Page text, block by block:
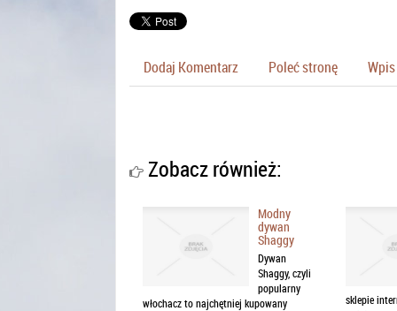
Dodaj Komentarz Poleć stronę
Zobacz również:
Modny
dywan
Shaggy
Dywan
Shaggy, czyli
popularny
włochacz to najchętniej kupowany
sklepie